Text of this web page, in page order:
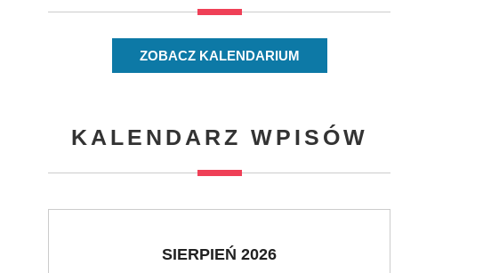
ZOBACZ KALENDARIUM
KALENDARZ WPISÓW
SIERPIEŃ 2026